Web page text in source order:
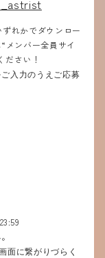
れかでダウンロー
メンバー全員サイ
ださい！
入力のうえご応募
面に繋がりづらく